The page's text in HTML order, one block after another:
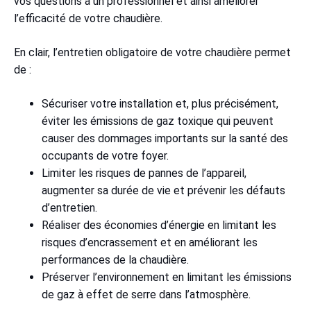
l’efficacité de votre chaudière.
En clair, l’entretien obligatoire de votre chaudière permet
de :
Sécuriser votre installation et, plus précisément,
éviter les émissions de gaz toxique qui peuvent
causer des dommages importants sur la santé des
occupants de votre foyer.
Limiter les risques de pannes de l’appareil,
augmenter sa durée de vie et prévenir les défauts
d’entretien.
Réaliser des économies d’énergie en limitant les
risques d’encrassement et en améliorant les
performances de la chaudière.
Préserver l’environnement en limitant les émissions
de gaz à effet de serre dans l’atmosphère.